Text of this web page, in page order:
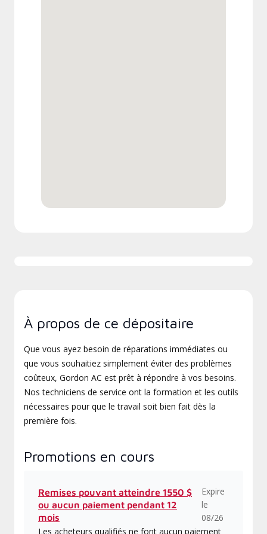
À propos de ce dépositaire
Que vous ayez besoin de réparations immédiates ou
que vous souhaitiez simplement éviter des problèmes
coûteux, Gordon AC est prêt à répondre à vos besoins.
Nos techniciens de service ont la formation et les outils
nécessaires pour que le travail soit bien fait dès la
première fois.
Promotions en cours
Remises pouvant atteindre 1550 $
ou aucun paiement pendant 12
mois
Expire
le
08/26
Les acheteurs qualifiés ne font aucun paiement